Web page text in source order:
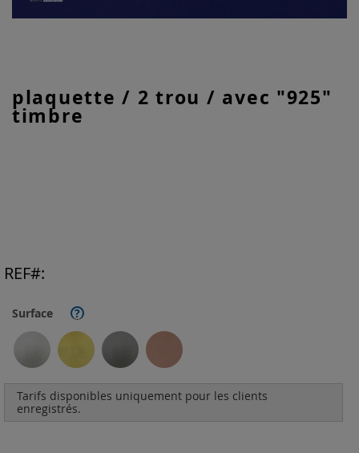
plaquette / 2 trou / avec "925"
timbre
Surface ?
Tarifs disponibles uniquement pour les clients
enregistrés.
REF
to
the
beginning